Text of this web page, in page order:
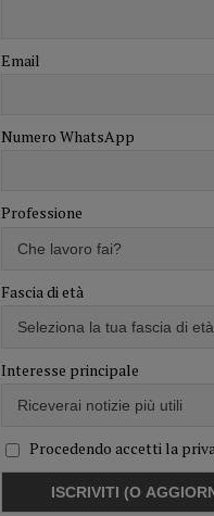
Email
Numero WhatsApp
Professione
Fascia di età
Interesse principale
Procedendo accetti la